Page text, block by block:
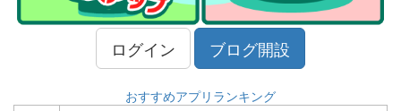
ログイン ブログ開設
おすすめアプリランキング